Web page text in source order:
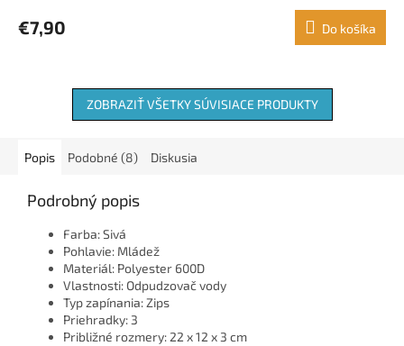
€7,90 Do košíka
ZOBRAZIŤ VŠETKY SÚVISIACE PRODUKTY
Popis Podobné (8) Diskusia
Podrobný popis
Farba: Sivá
Pohlavie: Mládež
Materiál: Polyester 600D
Vlastnosti: Odpudzovač vody
Typ zapínania: Zips
Priehradky: 3
Približné rozmery: 22 x 12 x 3 cm